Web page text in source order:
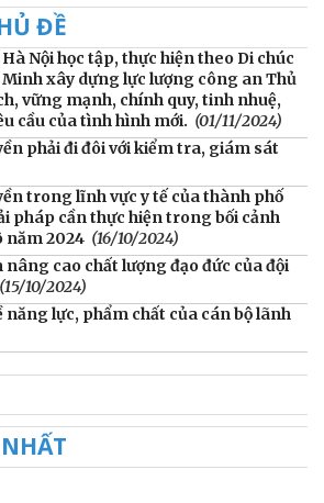
ĐỀ
Nội học tập, thực hiện theo Di chúc
Minh xây dựng lực lượng công an Thủ
vững mạnh, chính quy, tinh nhuệ,
cầu của tình hình mới. (01/11/2024)
phải đi đôi với kiểm tra, giám sát
trong lĩnh vực y tế của thành phố
pháp cần thực hiện trong bối cảnh
năm 2024 (16/10/2024)
cao chất lượng đạo đức của đội
(15/10/2024)
năng lực, phẩm chất của cán bộ lãnh